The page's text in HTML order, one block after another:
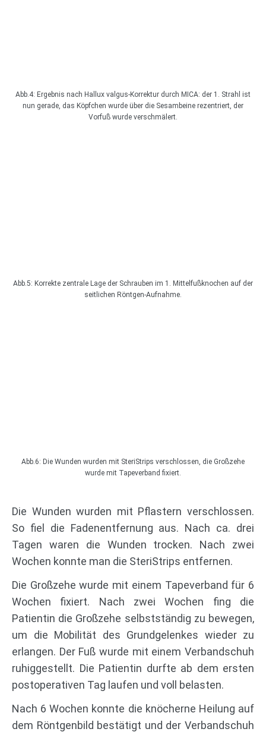
Abb.4: Ergebnis nach Hallux valgus-Korrektur durch MICA: der 1. Strahl ist
nun gerade, das Köpfchen wurde über die Sesambeine rezentriert, der
Vorfuß wurde verschmälert.
Abb.5: Korrekte zentrale Lage der Schrauben im 1. Mittelfußknochen auf der
seitlichen Röntgen-Aufnahme.
Abb.6: Die Wunden wurden mit SteriStrips verschlossen, die Großzehe
wurde mit Tapeverband fixiert.
Die Wunden wurden mit Pflastern verschlossen.
So fiel die Fadenentfernung aus. Nach ca. drei
Tagen waren die Wunden trocken. Nach zwei
Wochen konnte man die SteriStrips entfernen.
Die Großzehe wurde mit einem Tapeverband für 6
Wochen fixiert. Nach zwei Wochen fing die
Patientin die Großzehe selbstständig zu bewegen,
um die Mobilität des Grundgelenkes wieder zu
erlangen. Der Fuß wurde mit einem Verbandschuh
ruhiggestellt. Die Patientin durfte ab dem ersten
postoperativen Tag laufen und voll belasten.
Nach 6 Wochen konnte die knöcherne Heilung auf
dem Röntgenbild bestätigt und der Verbandschuh